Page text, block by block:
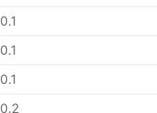
0.1
0.1
0.1
0.2